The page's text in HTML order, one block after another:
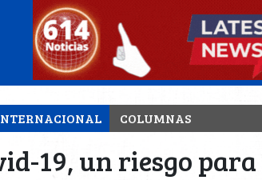
COLUMNAS
19, un riesgo